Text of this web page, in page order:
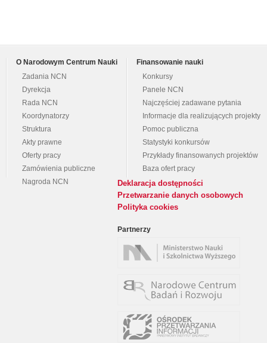
O Narodowym Centrum Nauki
Zadania NCN
Dyrekcja
Rada NCN
Koordynatorzy
Struktura
Akty prawne
Oferty pracy
Zamówienia publiczne
Nagroda NCN
Finansowanie nauki
Konkursy
Panele NCN
Najczęściej zadawane pytania
Informacje dla realizujących projekty
Pomoc publiczna
Statystyki konkursów
Przykłady finansowanych projektów
Baza ofert pracy
Deklaracja dostępności
Przetwarzanie danych osobowych
Polityka cookies
Partnerzy